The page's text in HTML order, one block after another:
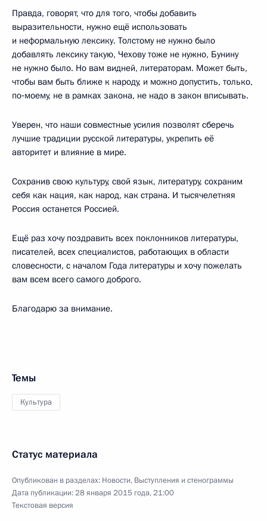
Правда, говорят, что для того, чтобы добавить
выразительности, нужно ещё использовать
и неформальную лексику. Толстому не нужно было
добавлять лексику такую, Чехову тоже не нужно, Бунину
не нужно было. Но вам видней, литераторам. Может быть,
чтобы вам быть ближе к народу, и можно допустить, только,
по‑моему, не в рамках закона, не надо в закон вписывать.
Уверен, что наши совместные усилия позволят сберечь
лучшие традиции русской литературы, укрепить её
авторитет и влияние в мире.
Сохранив свою культуру, свой язык, литературу, сохраним
себя как нация, как народ, как страна. И тысячелетняя
Россия останется Россией.
Ещё раз хочу поздравить всех поклонников литературы,
писателей, всех специалистов, работающих в области
словесности, с началом Года литературы и хочу пожелать
вам всем всего самого доброго.
Благодарю за внимание.
Темы
Культура
Статус материала
Опубликован в разделах: Новости, Выступления и стенограммы
Дата публикации:28 января 2015 года, 21:00
Текстовая версия